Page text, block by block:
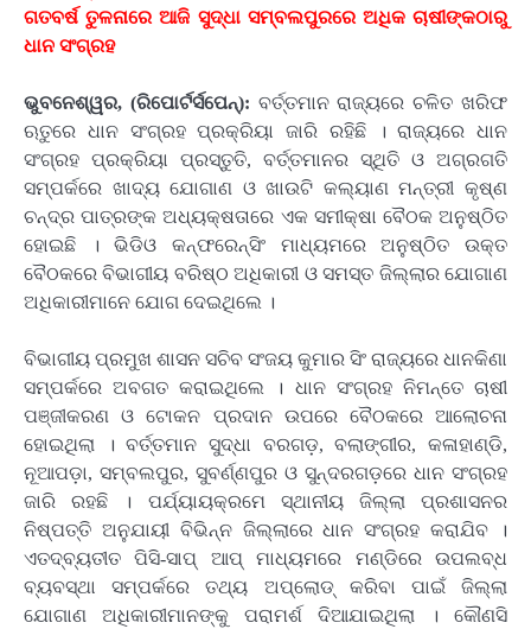
ଗତବର୍ଷ ତୁଳନାରେ ଆଜି ସୁଦ୍ଧା ସମ୍ବଲପୁରରେ ଅଧିକ ଚାଷୀଙ୍କଠାରୁ
ଧାନ ସଂଗ୍ରହ
ଭୁବନେଶ୍ୱର, (ରିପୋର୍ଟର୍ସପେନ୍‌): ବର୍ତ୍ତମାନ ରାଜ୍ୟରେ ଚଳିତ ଖରିଫ
ଋତୁରେ ଧାନ ସଂଗ୍ରହ ପ୍ରକ୍ରିୟା ଜାରି ରହିଛି । ରାଜ୍ୟରେ ଧାନ
ସଂଗ୍ରହ ପ୍ରକ୍ରିୟା ପ୍ରସ୍ତୁତି, ବର୍ତ୍ତମାନର ସ୍ଥିତି ଓ ଅଗ୍ରଗତି
ସମ୍ପର୍କରେ ଖାଦ୍ୟ ଯୋଗାଣ ଓ ଖାଉଟି କଲ୍ୟାଣ ମନ୍ତ୍ରୀ କୃଷ୍ଣ
ଚନ୍ଦ୍ର ପାତ୍ରଙ୍କ ଅଧ୍ୟକ୍ଷତାରେ ଏକ ସମୀକ୍ଷା ବୈଠକ ଅନୁଷ୍ଠିତ
ହୋଇଛି । ଭିଡିଓ କନ୍ଫରେନ୍ସିଂ ମାଧ୍ୟମରେ ଅନୁଷ୍ଠିତ ଉକ୍ତ
ବୈଠକରେ ବିଭାଗୀୟ ବରିଷ୍ଠ ଅଧିକାରୀ ଓ ସମସ୍ତ ଜିଲ୍ଲାର ଯୋଗାଣ
ଅଧିକାରୀମାନେ ଯୋଗ ଦେଇଥିଲେ ।
ବିଭାଗୀୟ ପ୍ରମୁଖ ଶାସନ ସଚିବ ସଂଜୟ କୁମାର ସିଂ ରାଜ୍ୟରେ ଧାନକିଣା
ସମ୍ପର୍କରେ ଅବଗତ କରାଇଥିଲେ । ଧାନ ସଂଗ୍ରହ ନିମନ୍ତେ ଚାଷୀ
ପଞ୍ଜୀକରଣ ଓ ଟୋକନ ପ୍ରଦାନ ଉପରେ ବୈଠକରେ ଆଲୋଚନା
ହୋଇଥିଲା । ବର୍ତ୍ତମାନ ସୁଦ୍ଧା ବରଗଡ଼, ବଲାଙ୍ଗୀର, କଳାହାଣ୍ଡି,
ନୂଆପଡ଼ା, ସମ୍ବଲପୁର, ସୁବର୍ଣ୍ଣପୁର ଓ ସୁନ୍ଦରଗଡ଼ରେ ଧାନ ସଂଗ୍ରହ
ଜାରି ରହଛି । ପର୍ଯ୍ୟାୟକ୍ରମେ ସ୍ଥାନୀୟ ଜିଲ୍ଲା ପ୍ରଶାସନର
ନିଷ୍ପତ୍ତି ଅନୁଯାୟୀ ବିଭିନ୍ନ ଜିଲ୍ଲାରେ ଧାନ ସଂଗ୍ରହ କରାଯିବ ।
ଏତଦ୍ବ୍ୟତୀତ ପିସି-ସାପ୍ ଆପ୍ ମାଧ୍ୟମରେ ମଣ୍ଡିରେ ଉପଲବ୍ଧ
ବ୍ୟବସ୍ଥା ସମ୍ପର୍କରେ ତଥ୍ୟ ଅପ୍ଲୋଡ୍ କରିବା ପାଇଁ ଜିଲ୍ଲା
ଯୋଗାଣ ଅଧିକାରୀମାନଙ୍କୁ ପରାମର୍ଶ ଦିଆଯାଇଥିଲା । କୌଣସି